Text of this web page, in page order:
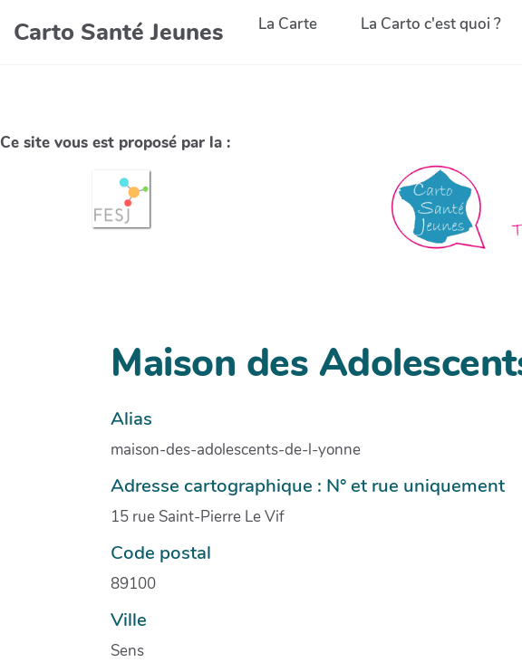
Carto Santé Jeunes La Carte La Carto c'est quoi ?
Ce site vous est proposé par la :
Maison des
Alias
maison-des-adolescents-de-l-yonne
Adresse cartographique : N° et rue uniquement
15 rue Saint-Pierre Le Vif
Code postal
89100
Ville
Sens